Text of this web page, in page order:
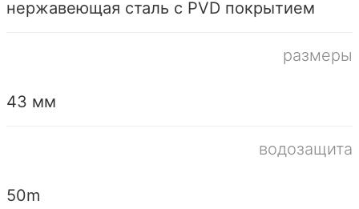
нержавеющая сталь с PVD покрытием
размеры
43 мм
водозащита
50m